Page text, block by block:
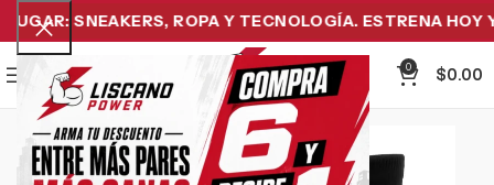
SNEAKERS, ROPA Y TECNOLOGÍA. ESTRENA HOY Y
Menu
0
$0.00
-34%